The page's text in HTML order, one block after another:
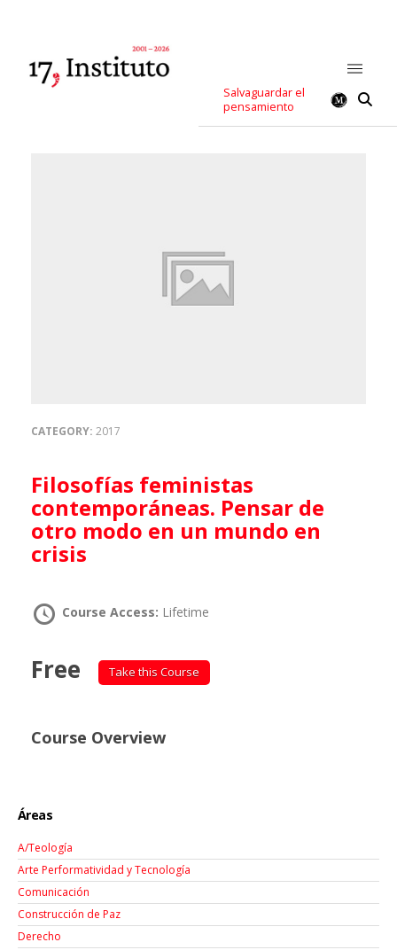
Salvaguardar el
pensamiento
CATEGORY: 2017
Filosofías feministas
contemporáneas. Pensar de
otro modo en un mundo en
crisis
Course Access: Lifetime
Free Take this Course
Course Overview
Áreas
A/Teología
Arte Performatividad y Tecnología
Comunicación
Construcción de Paz
Derecho